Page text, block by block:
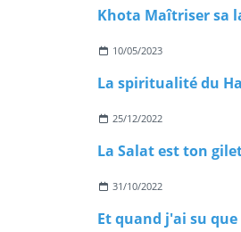
Khota Maîtriser sa
10/05/2023
La spiritualité du
25/12/2022
La Salat est ton
31/10/2022